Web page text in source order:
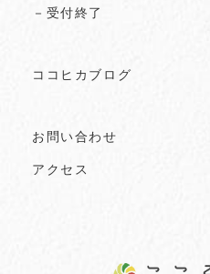
－受付終了
ココヒカブログ
お問い合わせ
アクセス